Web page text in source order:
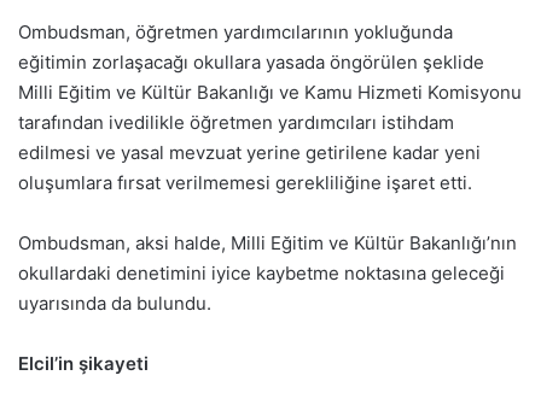
Ombudsman, öğretmen yardımcılarının yokluğunda
eğitimin zorlaşacağı okullara yasada öngörülen şeklide
Milli Eğitim ve Kültür Bakanlığı ve Kamu Hizmeti Komisyonu
tarafından ivedilikle öğretmen yardımcıları istihdam
edilmesi ve yasal mevzuat yerine getirilene kadar yeni
oluşumlara fırsat verilmemesi gerekliliğine işaret etti.
Ombudsman, aksi halde, Milli Eğitim ve Kültür Bakanlığı’nın
okullardaki denetimini iyice kaybetme noktasına geleceği
uyarısında da bulundu.
Elcil’in şikayeti